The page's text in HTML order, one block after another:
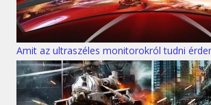
Amit az ultraszéles monitorokról tudni